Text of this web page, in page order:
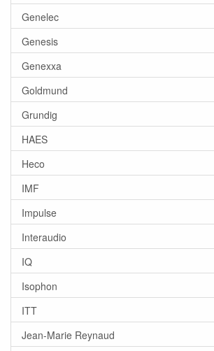
Genelec
Genesis
Genexxa
Goldmund
Grundig
HAES
Heco
IMF
Impulse
Interaudio
IQ
Isophon
ITT
Jean-Marie Reynaud